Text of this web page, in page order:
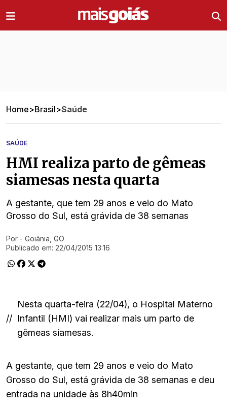
Home>Brasil>Saúde
SAÚDE
HMI realiza parto de gêmeas
siamesas nesta quarta
A gestante, que tem 29 anos e veio do Mato
Grosso do Sul, está grávida de 38 semanas
Ir direto pra matéria
Por - Goiânia, GO
Publicado em: 22/04/2015 13:16
//
Nesta quarta-feira (22/04), o Hospital Materno
Infantil (HMI) vai realizar mais um parto de
gêmeas siamesas.
A gestante, que tem 29 anos e veio do Mato
Grosso do Sul, está grávida de 38 semanas e deu
entrada na unidade às 8h40min